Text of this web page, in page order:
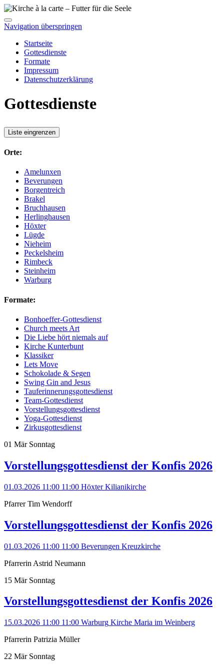
Navigation überspringen
Startseite
Gottesdienste
Formate
Impressum
Datenschutzerklärung
Gottesdienste
Liste eingrenzen
Orte:
Amelunxen
Beverungen
Borgentreich
Brakel
Bruchhausen
Herlinghausen
Höxter
Lügde
Nieheim
Peckelsheim
Rimbeck
Steinheim
Warburg
Formate:
Bonhoeffer-Gottesdienst
Church meets Art
Die Liebe hört niemals auf
Kirche Kunterbunt
Klassiker
Lets Move
Schokolade & Segen
Swing Gin and Jesus
Tauferinnerungsgottesdienst
Team-Gottesdienst
Vorstellungsgottesdienst
Yoga-Gottesdienst
Zirkusgottesdienst
01 Mär Sonntag
Vorstellungsgottesdienst der Konfis 2026
01.03.2026 11:00 11:00 Höxter Kilianikirche
Pfarrer Tim Wendorff
Vorstellungsgottesdienst der Konfis 2026
01.03.2026 11:00 11:00 Beverungen Kreuzkirche
Pfarrerin Astrid Neumann
15 Mär Sonntag
Vorstellungsgottesdienst der Konfis 2026
15.03.2026 11:00 11:00 Warburg Kirche Maria im Weinberg
Pfarrerin Patrizia Müller
22 Mär Sonntag